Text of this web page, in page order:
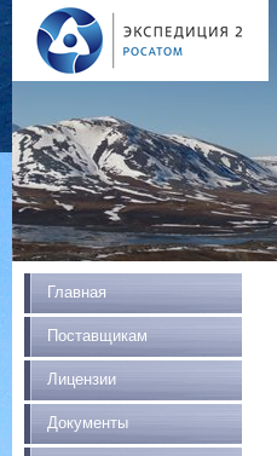
Главная
Поставщикам
Лицензии
Документы